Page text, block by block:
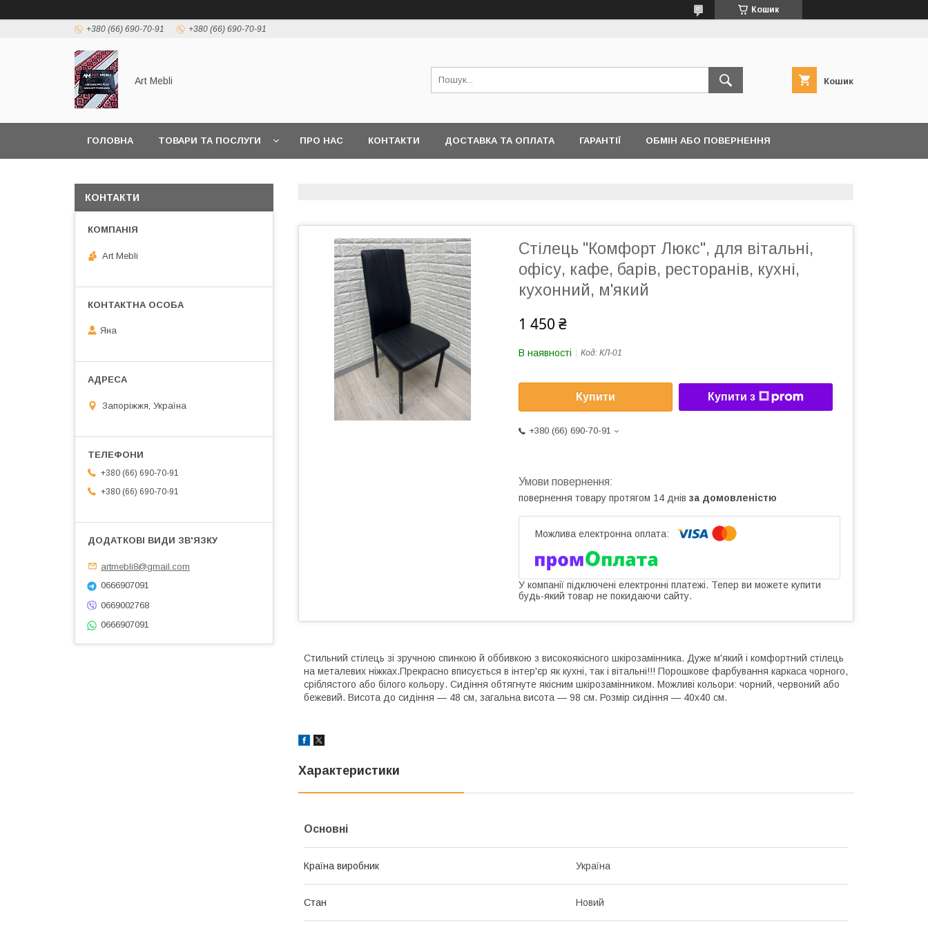
Кошик
+380 (66) 690-70-91 +380 (66) 690-70-91
Art Mebli Кошик
ГОЛОВНА ТОВАРИ ТА ПОСЛУГИ ПРО НАС КОНТАКТИ ДОСТАВКА ТА ОПЛАТА ГАРАНТІЇ ОБМІН АБО ПОВЕРНЕННЯ
Стілець "Комфорт Люкс", для вітальні,
офісу, кафе, барів, ресторанів, кухні,
кухонний, м'який
1 450 ₴
В наявності Код: КЛ-01
Купити Купити з
+380 (66) 690-70-91
повернення товару протягом 14 днів за домовленістю
У компанії підключені електронні платежі. Тепер ви можете купити
будь-який товар не покидаючи сайту.
Стильний стілець зі зручною спинкою й оббивкою з високоякісного шкірозамінника. Дуже м'який і комфортний стілець
на металевих ніжках.Прекрасно вписується в інтер'єр як кухні, так і вітальні!!! Порошкове фарбування каркаса чорного,
сріблястого або білого кольору. Сидіння обтягнуте якісним шкірозамінником. Можливі кольори: чорний, червоний або
бежевий. Висота до сидіння — 48 см, загальна висота — 98 см. Розмір сидіння — 40х40 см.
Характеристики
Основні
Країна виробник Україна
Стан Новий
КОНТАКТИ
Art Mebli
Яна
Запоріжжя, Україна
+380 (66) 690-70-91
+380 (66) 690-70-91
artmebli8@gmail.com
0666907091
0669002768
0666907091